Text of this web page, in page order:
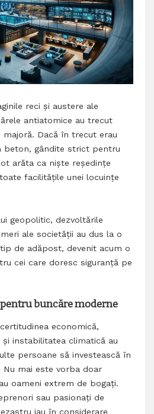
reci și austere ale
antiatomice au trecut
Dacă în trecut erau
beton, gândite strict pentru
arăta ca niște reședințe
facilitățile unei locuințe
geopolitic, dezvoltările
ale societății au dus la o
de adăpost, devenit acum o
cei care doresc siguranță pe
pentru buncăre moderne
economică,
instabilitatea climatică au
persoane să investească în
mai este vorba doar
oameni extrem de bogați.
sau pasionați de
iau în considerare